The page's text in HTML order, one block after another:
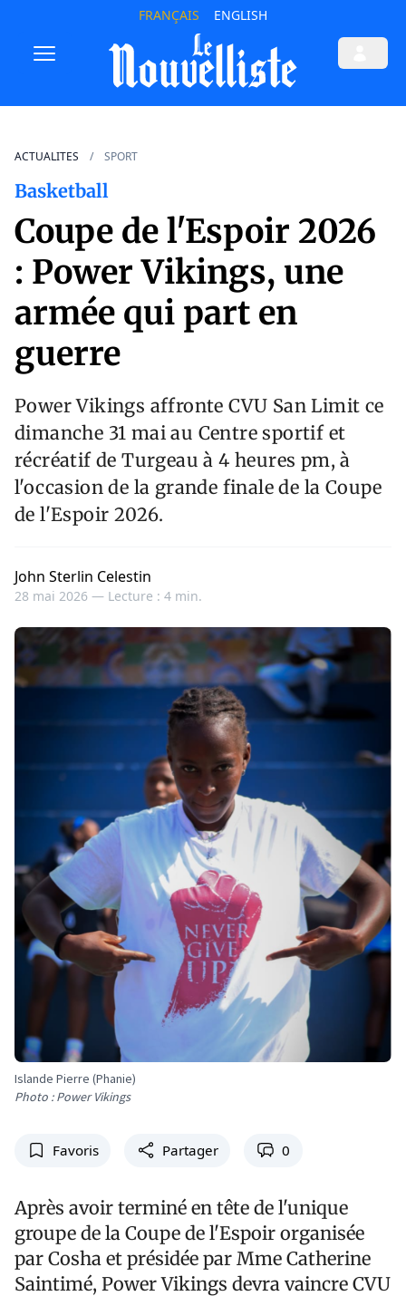
FRANÇAIS ENGLISH
ACTUALITES SPORT
Basketball
Coupe de l'Espoir 2026
: Power Vikings, une
armée qui part en
guerre
Power Vikings affronte CVU San Limit ce
dimanche 31 mai au Centre sportif et
récréatif de Turgeau à 4 heures pm, à
l'occasion de la grande finale de la Coupe
de l'Espoir 2026.
John Sterlin Celestin
28 mai 2026 — Lecture : 4 min.
Islande Pierre (Phanie)
Photo : Power Vikings
Favoris Partager 0
Après avoir terminé en tête de l'unique
groupe de la Coupe de l'Espoir organisée
par Cosha et présidée par Mme Catherine
Saintimé, Power Vikings devra vaincre CVU